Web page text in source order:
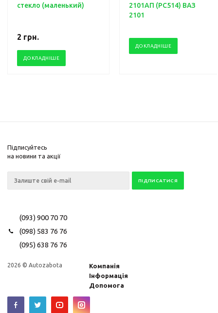
стекло (маленький)
2 грн.
ДОКЛАДНІШЕ
2101АП (PC514) ВАЗ
2101
ДОКЛАДНІШЕ
Підписуйтесь
на новини та акції
(093) 900 70 70
(098) 583 76 76
(095) 638 76 76
2026 © Autozabota
Компанія
Інформація
Допомога